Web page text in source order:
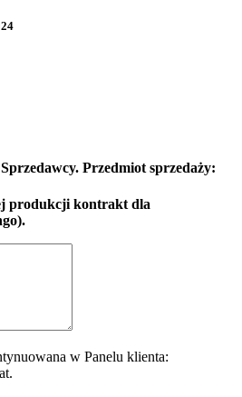
Przedmiot sprzedaży:
produkcji kontrakt dla
w Panelu klienta: